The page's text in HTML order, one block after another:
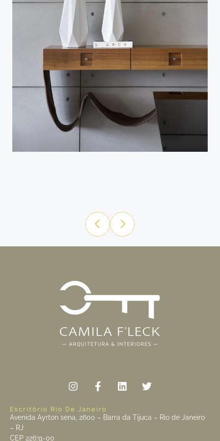
Escritório Rio De Janeiro
Avenida Ayrton sena, 2600 – Barra da Tijuca – Rio de Janeiro
– RJ
CEP 22631-00